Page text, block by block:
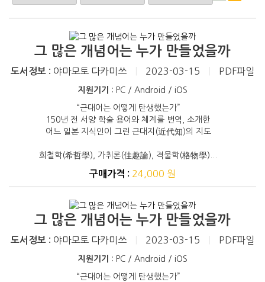
그 많은 개념어는 누가 만들었을까
도서정보 : 야마모토 다카미쓰 2023-03-15 PDF파일
지원기기 : PC / Android / iOS
“근대어는 어떻게 탄생했는가”
150년 전 서양 학술 용어와 체계를 번역, 소개한
어느 일본 지식인이 그린 근대지(近代知)의 지도
희철학(希哲學), 가취론(佳趣論), 격물학(格物學)...
구매가격 : 24,000 원
그 많은 개념어는 누가 만들었을까
도서정보 : 야마모토 다카미쓰 2023-03-15 PDF파일
지원기기 : PC / Android / iOS
“근대어는 어떻게 탄생했는가”